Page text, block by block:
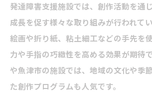
発達障害支援施設では、創作活動を通
成長を促す様々な取り組みが行われてい
絵画や折り紙、粘土細工などの手先を
力や手指の巧緻性を高める効果が期待
や魚津市の施設では、地域の文化や季
た創作プログラムも人気です。